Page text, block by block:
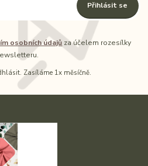
Přihlásit se
osobních údajů za účelem rozesílky
Zasíláme 1x měsíčně.